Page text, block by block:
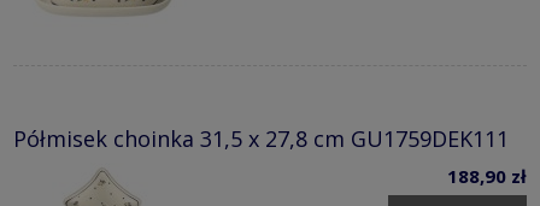
Półmisek choinka 31,5 x 27,8 cm GU1759DEK111
188,90 zł